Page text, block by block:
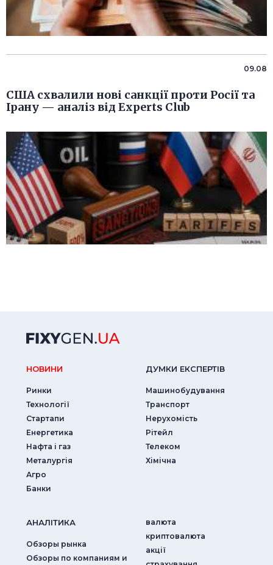
09.08
США схвалили нові санкції проти Росії та
Ірану — аналіз від Experts Club
НОВИНИ
Ринки
Технології
Стартапи
Енергетика
Нафта і газ
Металургія
Агро
Банки
ДУМКИ ЕКСПЕРТIВ
Машинобудування
Транспорт
Нерухомість
Рітейл
Телеком
Хімічна
АНАЛIТИКА
Обзоры рынка
Обзоры по компаниям и
валюта
криптовалюта
акції